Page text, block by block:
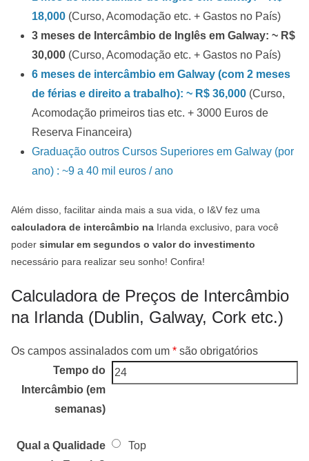
18,000 (Curso, Acomodação etc. + Gastos no País)
3 meses de Intercâmbio de Inglês em Galway: ~ R$
30,000 (Curso, Acomodação etc. + Gastos no País)
6 meses de intercâmbio em Galway (com 2 meses
de férias e direito a trabalho): ~ R$ 36,000 (Curso,
Acomodação primeiros tias etc. + 3000 Euros de
Reserva Financeira)
Graduação outros Cursos Superiores em Galway (por
ano) : ~9 a 40 mil euros / ano
Além disso, facilitar ainda mais a sua vida, o I&V fez uma
calculadora de intercâmbio na Irlanda exclusivo, para você
poder simular em segundos o valor do investimento
necessário para realizar seu sonho! Confira!
Calculadora de Preços de Intercâmbio
na Irlanda (Dublin, Galway, Cork etc.)
Os campos assinalados com um * são obrigatórios
Tempo do
Intercâmbio (em
semanas)
Qual a Qualidade
Top